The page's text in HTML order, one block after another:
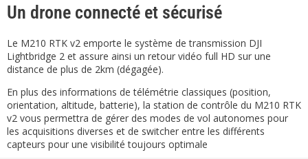
Un drone connecté et sécurisé
Le M210 RTK v2 emporte le système de transmission DJI
Lightbridge 2 et assure ainsi un retour vidéo full HD sur une
distance de plus de 2km (dégagée).
En plus des informations de télémétrie classiques (position,
orientation, altitude, batterie), la station de contrôle du M210 RTK
v2 vous permettra de gérer des modes de vol autonomes pour
les acquisitions diverses et de switcher entre les différents
capteurs pour une visibilité toujours optimale